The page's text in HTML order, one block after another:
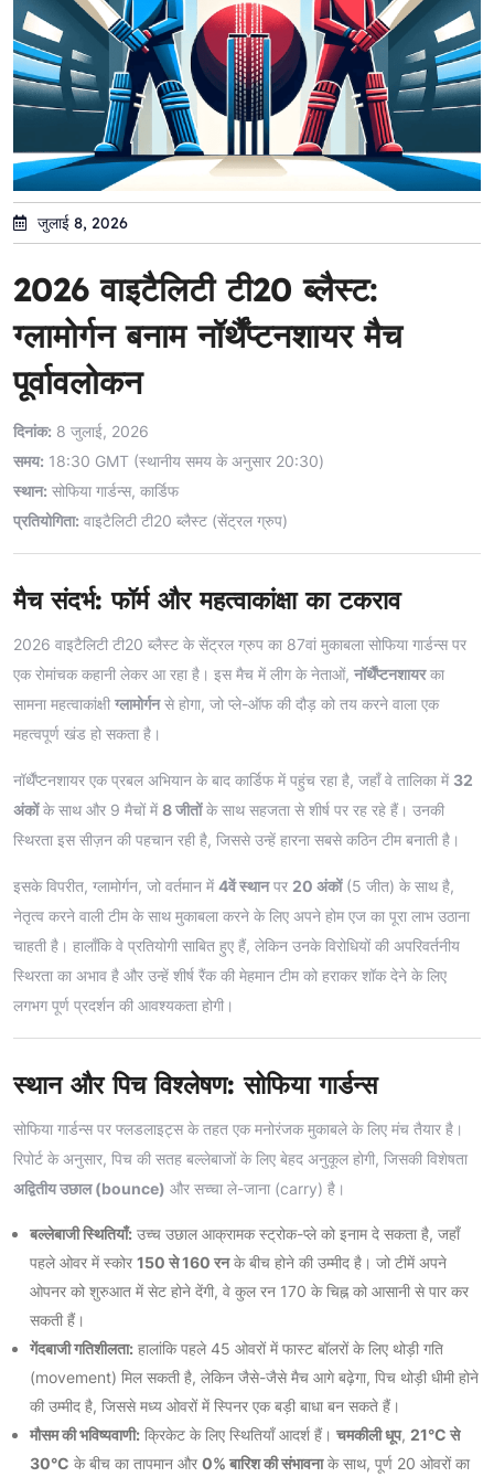
जुलाई 8, 2026
2026 वाइटैलिटी टी20 ब्लैस्ट:
ग्लामोर्गन बनाम नॉर्थैंप्टनशायर मैच
पूर्वावलोकन
दिनांक: 8 जुलाई, 2026
समय: 18:30 GMT (स्थानीय समय के अनुसार 20:30)
स्थान: सोफिया गार्डन्स, कार्डिफ
प्रतियोगिता: वाइटैलिटी टी20 ब्लैस्ट (सेंट्रल ग्रुप)
मैच संदर्भ: फॉर्म और महत्वाकांक्षा का टकराव
2026 वाइटैलिटी टी20 ब्लैस्ट के सेंट्रल ग्रुप का 87वां मुकाबला सोफिया गार्डन्स पर
एक रोमांचक कहानी लेकर आ रहा है। इस मैच में लीग के नेताओं, नॉर्थैंप्टनशायरका
सामना महत्वाकांक्षी ग्लामोर्गनसे होगा, जो प्ले-ऑफ की दौड़ को तय करने वाला एक
महत्वपूर्ण खंड हो सकता है।
नॉर्थैंप्टनशायर एक प्रबल अभियान के बाद कार्डिफ में पहुंच रहा है, जहाँ वे तालिका में 32
अंकोंके साथ और 9 मैचों में8 जीतोंके साथ सहजता से शीर्ष पर रह रहे हैं। उनकी
स्थिरता इस सीज़न की पहचान रही है, जिससे उन्हें हारना सबसे कठिन टीम बनाती है।
इसके विपरीत, ग्लामोर्गन, जो वर्तमान में4वें स्थानपर 20 अंकों(5 जीत) के साथ है,
नेतृत्व करने वाली टीम के साथ मुकाबला करने के लिए अपने होम एज का पूरा लाभ उठाना
चाहती है। हालाँकि वे प्रतियोगी साबित हुए हैं, लेकिन उनके विरोधियों की अपरिवर्तनीय
स्थिरता का अभाव है और उन्हें शीर्ष रैंक की मेहमान टीम को हराकर शॉक देने के लिए
लगभग पूर्ण प्रदर्शन की आवश्यकता होगी।
स्थान और पिच विश्लेषण: सोफिया गार्डन्स
सोफिया गार्डन्स पर फ्लडलाइट्स के तहत एक मनोरंजक मुकाबले के लिए मंच तैयार है।
रिपोर्ट के अनुसार, पिच की सतह बल्लेबाजों के लिए बेहद अनुकूल होगी, जिसकी विशेषता
अद्वितीय उछाल (bounce) और सच्चा ले-जाना (carry) है।
बल्लेबाजी स्थितियाँ: उच्च उछाल आक्रामक स्ट्रोक-प्ले को इनाम दे सकता है, जहाँ
पहले ओवर में स्कोर 150 से 160 रनके बीच होने की उम्मीद है। जो टीमें अपने
ओपनर को शुरुआत में सेट होने देंगी, वे कुल रन 170 के चिह्न को आसानी से पार कर
सकती हैं।
गेंदबाजी गतिशीलता: हालांकि पहले 45 ओवरों में फास्ट बॉलरों के लिए थोड़ी गति
(movement) मिल सकती है, लेकिन जैसे-जैसे मैच आगे बढ़ेगा, पिच थोड़ी धीमी होने
की उम्मीद है, जिससे मध्य ओवरों में स्पिनर एक बड़ी बाधा बन सकते हैं।
मौसम की भविष्यवाणी: क्रिकेट के लिए स्थितियाँ आदर्श हैं। चमकीली धूप, 21°C से
30°C के बीच का तापमान और 0% बारिश की संभावनाके साथ, पूर्ण 20 ओवरों का